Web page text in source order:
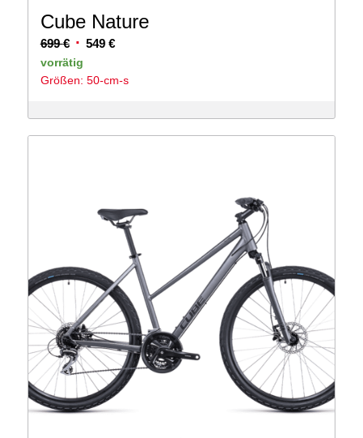
Cube Nature
699€ Ursprünglicher
Preis
war:
549 €Aktueller
ist:
vorrätig
Größen: 50-cm-s